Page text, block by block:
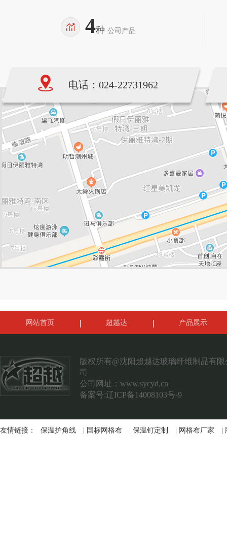
4种 公司产品
电话：024-22731962
网站首页 超越达 产品展示
版权所有@沈阳超越达玻璃纤维制品有限
司
公司网址： www.sycyd.cn
备案号:辽ICP备14008103号-9
友情链接： 保温护角线 国标网格布 保温钉定制 网格布厂家 |